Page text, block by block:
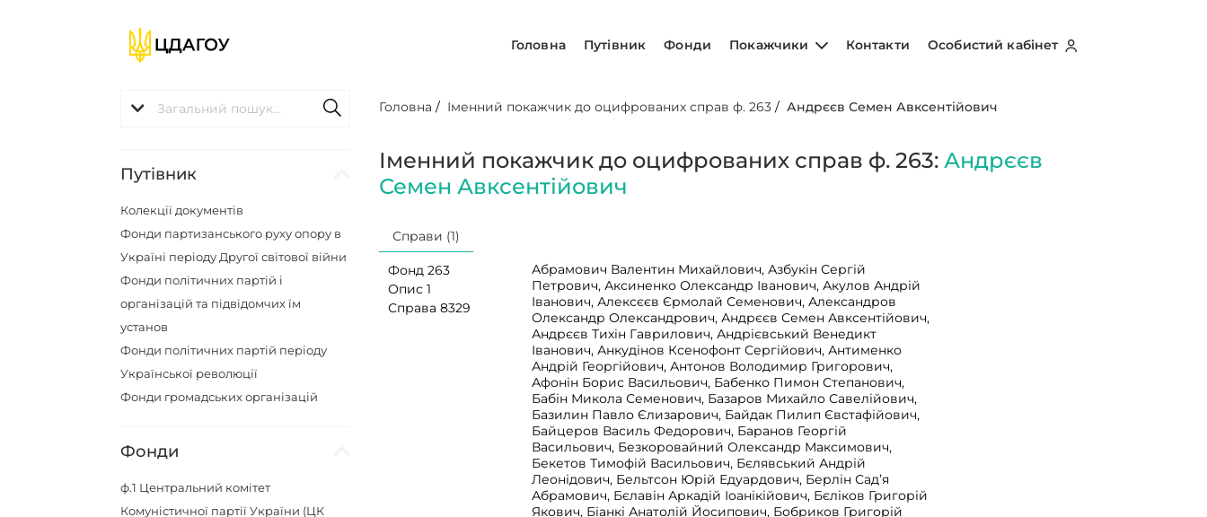
Головна Путівник Фонди Покажчики Контакти Особистий кабінет
Путівник
Колекції документів
Фонди партизанського руху опору в
Україні періоду Другої світової війни
Фонди політичних партій і
організацій та підвідомчих їм
установ
Фонди політичних партій періоду
Української революції
Фонди громадських організацій
Фонди
ф.1 Центральний комітет
Комуністичної партії України (ЦК
Головна / Іменний покажчик до оцифрованих справ ф. 263 /Андрєєв Семен Авксентійович
Іменний покажчик до оцифрованих справ ф. 263:Андрєєв
Семен Авксентійович
Справи (1)
Фонд 263
Опис 1
Справа 8329
Абрамович Валентин Михайлович, Азбукін Сергій
Петрович, Аксиненко Олександр Іванович, Акулов Андрій
Іванович, Алексєєв Єрмолай Семенович, Александров
Олександр Олександрович, Андрєєв Семен Авксентійович,
Андрєєв Тихін Гаврилович, Андрієвський Венедикт
Іванович, Анкудінов Ксенофонт Сергійович, Антименко
Андрій Георгійович, Антонов Володимир Григорович,
Афонін Борис Васильович, Бабенко Пимон Степанович,
Бабін Микола Семенович, Базаров Михайло Савелійович,
Базилин Павло Єлизарович, Байдак Пилип Євстафійович,
Байцеров Василь Федорович, Баранов Георгій
Васильович, Безкоровайний Олександр Максимович,
Бекетов Тимофій Васильович, Бєлявський Андрій
Леонідович, Бельтсон Юрій Едуардович, Берлін Сад’я
Абрамович, Бєлавін Аркадій Іоанікійович, Бєліков Григорій
Якович, Біанкі Анатолій Йосипович, Бобриков Григорій